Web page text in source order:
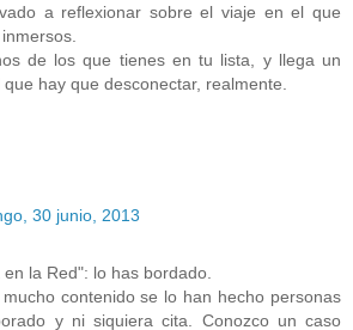
a reflexionar sobre el viaje en el que
de los que tienes en tu lista, y llega un
hay que desconectar, realmente.
30 junio, 2013
la Red": lo has bordado.
contenido se lo han hecho personas
y ni siquiera cita. Conozco un caso